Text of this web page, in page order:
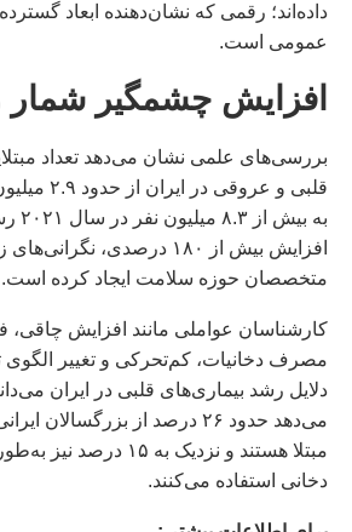
داده‌اند؛ رقمی که نشان‌دهنده ابعاد
عمومی است.
افزایش چشمگیر شمار
بررسی‌های علمی نشان می‌دهد تعداد
به
افزایش بیش از ۱۸۰ درصدی،
متخصصان حوزه سلامت ایجاد کرده است.
کارشناسان عواملی مانند افزایش چاقی،
مصرف دخانیات، کم‌تحرکی و تغییر الگوی
دلایل رشد بیماری‌های قلبی در ایران
می‌دهد حدود ۲۶ درصد از
مبتلا هستند و نزدیک به
دخانی استفاده می‌کنند.